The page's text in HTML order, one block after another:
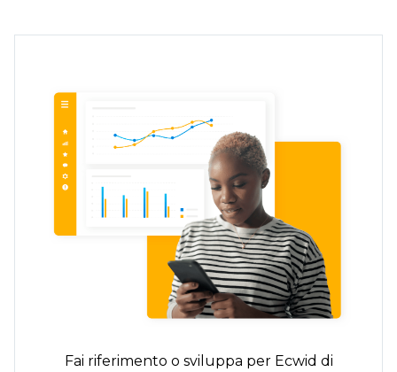
Fai riferimento o sviluppa per Ecwid di